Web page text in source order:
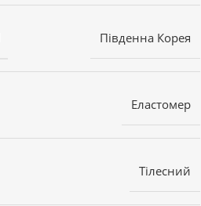
Південна Корея
Еластомер
Тілесний